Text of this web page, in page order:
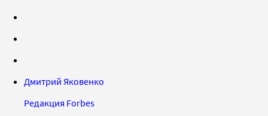
Дмитрий Яковенко
Редакция Forbes